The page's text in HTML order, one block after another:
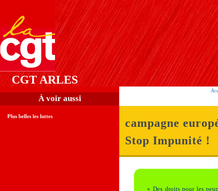
CGT ARLES
campagne
Stop Impunité !
« Des droits pour les
À voir aussi
Plus belles les luttes